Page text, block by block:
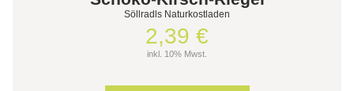
Söllradls Naturkostladen
2,39 €
inkl. 10% Mwst.